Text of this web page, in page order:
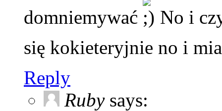
domniemywać
No i
się kokieteryjnie no i
Reply
Ruby says: